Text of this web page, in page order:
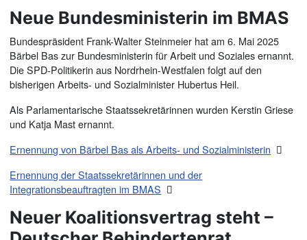
Neue Bundesministerin im BMAS
Bundespräsident Frank-Walter Steinmeier hat am 6. Mai 2025
Bärbel Bas zur Bundesministerin für Arbeit und Soziales ernannt.
Die SPD-Politikerin aus Nordrhein-Westfalen folgt auf den
bisherigen Arbeits- und Sozialminister Hubertus Heil.
Als Parlamentarische Staatssekretärinnen wurden Kerstin Griese
und Katja Mast ernannt.
Ernennung von Bärbel Bas als Arbeits- und Sozialministerin
Ernennung der Staatssekretärinnen und der
Integrationsbeauftragten im BMAS
Neuer Koalitionsvertrag steht –